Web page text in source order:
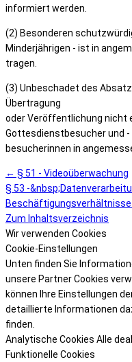
informiert werden.
(2) Besonderen
Minderjährigen - ist in
tragen.
(3) Unbeschadet des
Übertragung
oder Veröffentlichung nicht
Gottesdienstbesucher und -
besucherinnen in
← § 51 - Videoüberwachung
§ 53 -
Zum Inhaltsverzeichnis
Wir verwenden Cookies
Cookie-Einstellungen
Unten finden Sie
unsere Partner Cookies
können Ihre Einstellungen
detaillierte Informationen
finden.
Analytische Cookies Alle
Funktionelle Cookies